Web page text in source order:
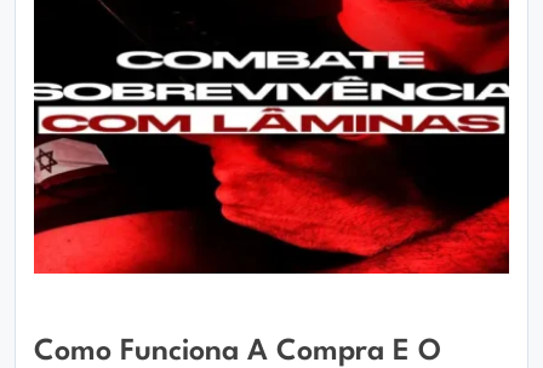
Como Funciona A Compra E O